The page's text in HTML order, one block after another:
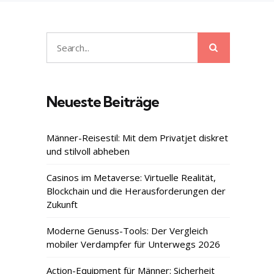
Search
for:
Neueste Beiträge
Männer-Reisestil: Mit dem Privatjet diskret
und stilvoll abheben
Casinos im Metaverse: Virtuelle Realität,
Blockchain und die Herausforderungen der
Zukunft
Moderne Genuss-Tools: Der Vergleich
mobiler Verdampfer für Unterwegs 2026
Action-Equipment für Männer: Sicherheit